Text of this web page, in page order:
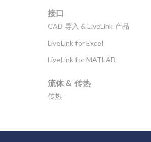
接口
CAD 导入 & LiveLink 产品
LiveLink for Excel
LiveLink for MATLAB
流体 & 传热
传热
多孔介质流动